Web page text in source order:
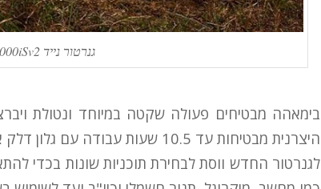
גנרטור נייד Yamaha EF2000iSv2
בימאהה מבטיחים פעולה שקטה במיוחד ונטולת
היצרנית מבטיחות עד 10.5 שעות עבודה עם גלון דלק אחד (כ-3.8 ליטר).
לגנרטור החדש ווסת לבחירת תוכניות שונות בכדי